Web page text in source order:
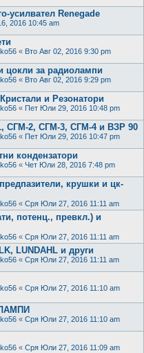
усилвател Renegade
2016 10:45 am
« Вто Авг 02, 2016 9:30 pm
цокли за радиолампи
« Вто Авг 02, 2016 9:29 pm
и Резонатори
« Пет Юли 29, 2016 10:48 pm
СГМ-2, СГМ-3, СГМ-4 и ВЗР 90
« Пет Юли 29, 2016 10:47 pm
кондензатори
« Чет Юли 28, 2016 7:48 pm
крушки и цк-
« Сря Юли 27, 2016 11:11 am
потенц., превкл.) и
« Сря Юли 27, 2016 11:11 am
LUNDAHL и други
« Сря Юли 27, 2016 11:11 am
« Сря Юли 27, 2016 11:10 am
« Сря Юли 27, 2016 11:10 am
« Сря Юли 27, 2016 11:09 am